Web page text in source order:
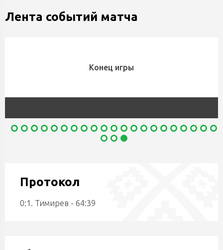
Лента событий матча
Конец игры
Протокол
0:1. Тимирев - 64:39